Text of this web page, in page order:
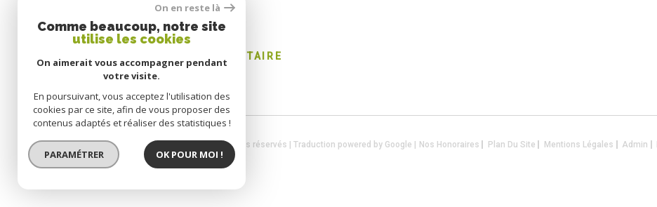
SE CONNECTER
ESPACE PROPRIÉTAIRE
© 2026 | Tous droits réservés | Traduction powered by Google | Nos Honoraires Plan Du Site Mentions Légales Admin
On en reste là
Comme beaucoup, notre site
utilise les cookies
On aimerait vous accompagner pendant
votre visite.
En poursuivant, vous acceptez l'utilisation des
cookies par ce site, afin de vous proposer des
contenus adaptés et réaliser des statistiques !
PARAMÉTRER OK POUR MOI !